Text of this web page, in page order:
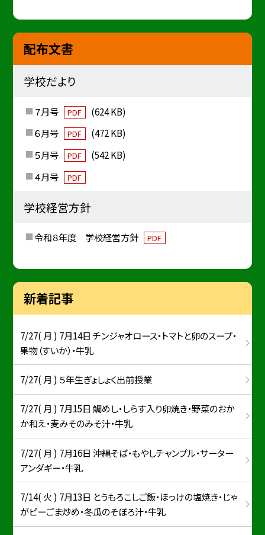
配布文書
学校だより
７月号 PDF
(624 KB)
６月号
PDF
(472 KB)
５月号
PDF
(542 KB)
４月号
PDF
学校経営方針
令和８年度 学校経営方針 PDF
新着記事
7/27( 月 ) 7月14日 チンジャオロース・トマトと卵のスープ・
果物（すいか）・牛乳
7/27( 月 ) ５年生ぎょしょく出前授業
7/27( 月 ) 7月15日 鯛めし・しらす入り卵焼き・野菜のおか
か和え・麦みそのみそ汁・牛乳
7/27( 月 ) 7月16日 沖縄そば・もやしチャンプル・サーター
アンダギー・牛乳
7/14( 火 ) 7月13日 とうもろこしご飯・ほっけの塩焼き・じゃ
がピーごま炒め・冬瓜のそぼろ汁・牛乳